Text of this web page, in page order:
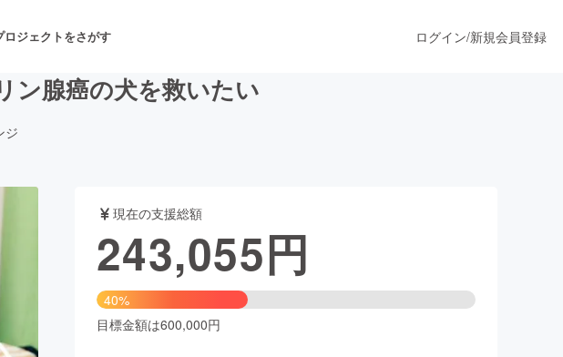
ロジェクトをさがす
舞台・パフォーマンス
フード・飲食店 ファッション
ログイン/新規会員登録
ン腺癌の犬を救いたい
ジ
現在の支援総額
243,055円
40%
目標金額は600,000円